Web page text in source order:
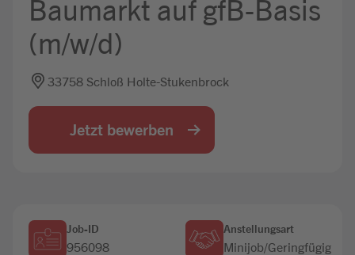
Jobbörse
Baumarkt auf gfB-Basis
(m/w/d)
33758 Schloß Holte-Stukenbrock
Jetzt bewerben
Job-ID
956098
Anstellungsart
Minijob/Geringfügig